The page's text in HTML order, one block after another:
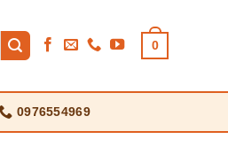
0
0976554969